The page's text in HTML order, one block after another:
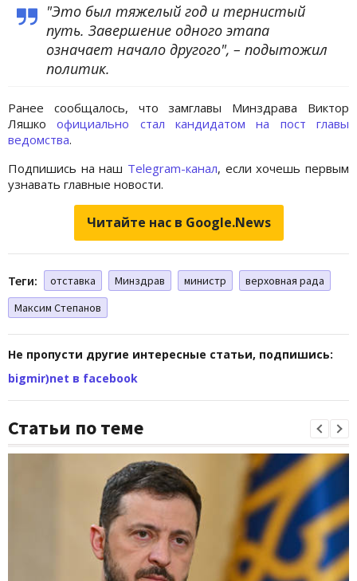
"Это был тяжелый год и тернистый
путь. Завершение одного этапа
означает начало другого", – подытожил
политик.
Ранее сообщалось, что замглавы Минздрава Виктор
Ляшкоофициально стал кандидатом на пост главы
ведомства.
Подпишись на наш Telegram-канал, если хочешь первым
узнавать главные новости.
Читайте нас в Google.News
Теги: отставка Минздрав министр
верховная рада
Максим Степанов
Не пропусти другие интересные статьи, подпишись:
bigmir)net в facebook
Статьи по теме